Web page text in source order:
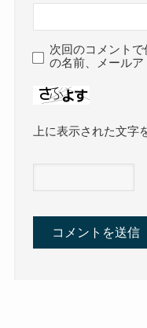
次回のコメント
の名前、メールア
上に表示された文字